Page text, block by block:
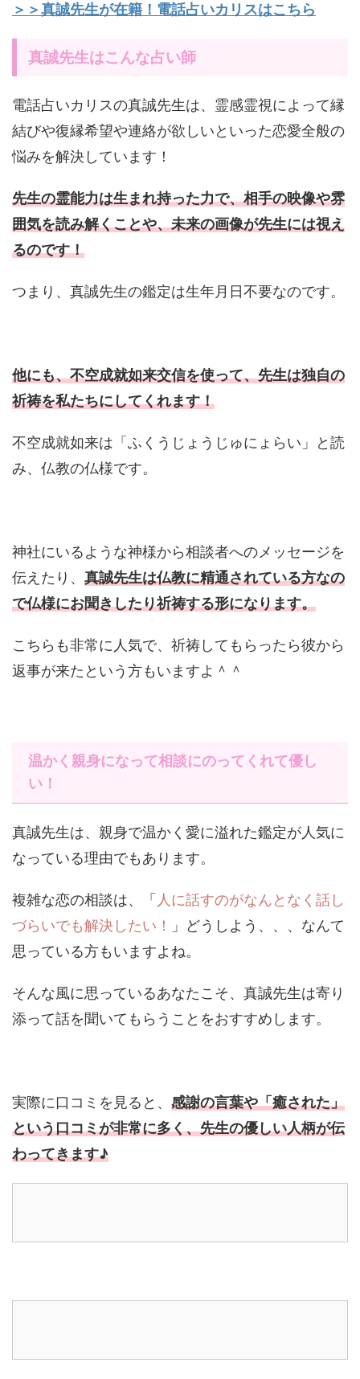
＞＞真誠先生が在籍！電話占いカリスはこちら
真誠先生はこんな占い師
電話占いカリスの真誠先生は、霊感霊視によって縁
結びや復縁希望や連絡が欲しいといった恋愛全般の
悩みを解決しています！
先生の霊能力は生まれ持った力で、相手の映像や雰
囲気を読み解くことや、未来の画像が先生には視え
るのです！
つまり、真誠先生の鑑定は生年月日不要なのです。
他にも、不空成就如来交信を使って、先生は独自の
祈祷を私たちにしてくれます！
不空成就如来は「ふくうじょうじゅにょらい」と読
み、仏教の仏様です。
神社にいるような神様から相談者へのメッセージを
伝えたり、 真誠先生は仏教に精通されている方なの
で仏様にお聞きしたり祈祷する形になります。
こちらも非常に人気で、祈祷してもらったら彼から
返事が来たという方もいますよ＾＾
温かく親身になって相談にのってくれて優し
い！
真誠先生は、親身で温かく愛に溢れた鑑定が人気に
なっている理由でもあります。
複雑な恋の相談は、「 人に話すのがなんとなく話し
づらいでも解決したい！
」どうしよう、、、なんて
思っている方もいますよね。
そんな風に思っているあなたこそ、真誠先生は寄り
添って話を聞いてもらうことをおすすめします。
実際に口コミを見ると、 感謝の言葉や「癒された」
という口コミが非常に多く、先生の優しい人柄が伝
わってきます♪